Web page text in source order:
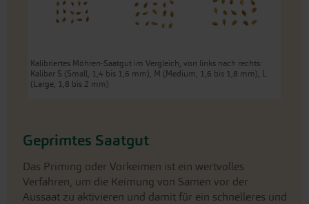
Kalibriertes Möhren-Saatgut im Vergleich, von links nach rechts:
Kaliber S (Small, 1,4 bis 1,6 mm), M (Medium, 1,6 bis 1,8 mm), L
(Large, 1,8 bis 2 mm)
Geprimtes Saatgut
Das Priming oder Vorkeimen ist ein wertvolles
Verfahren, um die Keimung von Samen vor der
Aussaat zu aktivieren und damit für ein schnelleres und